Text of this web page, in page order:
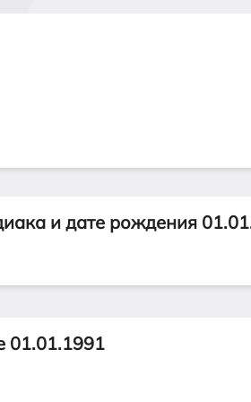
и дате рождения
01.01.1991